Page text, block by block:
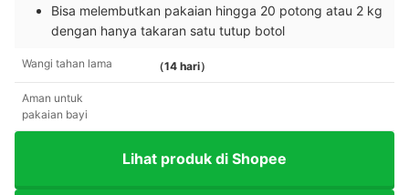
Bisa melembutkan pakaian hingga 20 potong atau 2 kg
dengan hanya takaran satu tutup botol
Wangi tahan lama （14 hari）
Aman untuk
pakaian bayi
Lihat produk di Shopee